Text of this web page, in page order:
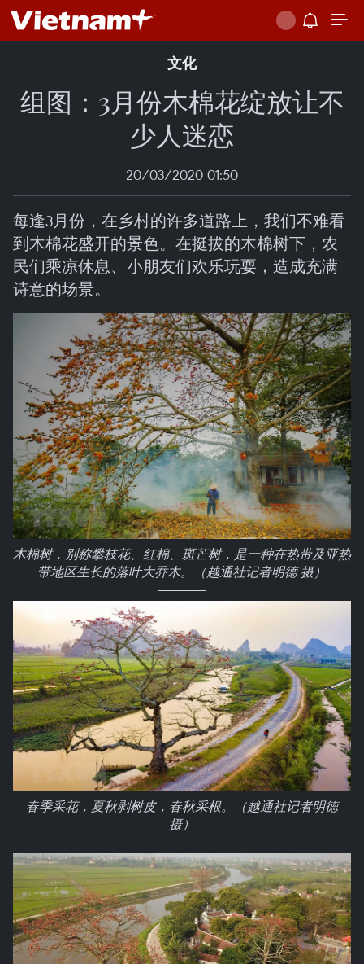
文化
组图：3月份木棉花绽放让不
少人迷恋
20/03/2020 01:50
每逢3月份，在乡村的许多道路上，我们不难看
到木棉花盛开的景色。在挺拔的木棉树下，农
民们乘凉休息、小朋友们欢乐玩耍，造成充满
诗意的场景。
木棉树，别称攀枝花、红棉、斑芒树，是一种在热带及亚热
带地区生长的落叶大乔木。（越通社记者明德 摄）
春季采花，夏秋剥树皮，春秋采根。（越通社记者明德
摄）